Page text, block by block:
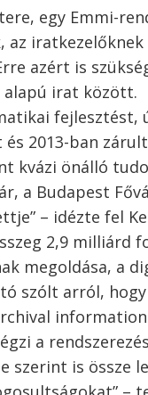
egy Emmi-
az
azért is
alapú irat között.
és 2013-ban
kvázi önálló
a Budapest
– idézte fel
2,9 milliárd
megoldása, a
szólt arról,
a
szerint is össze